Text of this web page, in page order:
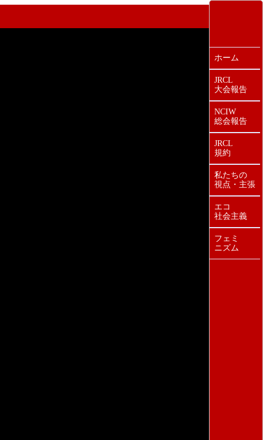
ホーム
JRCL
大会報告
NCIW
総会報告
JRCL
規約
私たちの
視点・主張
エコ
社会主義
フェミ
ニズム